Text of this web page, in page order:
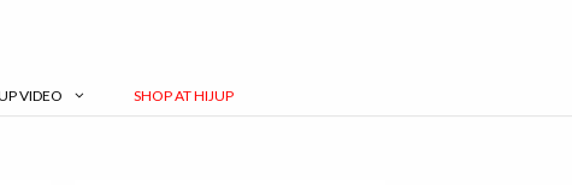
VIDEO SHOP AT HIJUP